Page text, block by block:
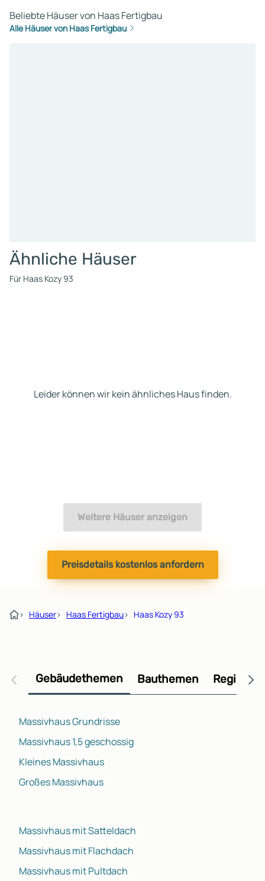
Beliebte Häuser von Haas Fertigbau
Alle Häuser von Haas Fertigbau
Ähnliche Häuser
Für Haas Kozy 93
Leider können wir kein ähnliches Haus finden.
Weitere Häuser anzeigen
Preisdetails kostenlos anfordern
› Häuser› Haas Fertigbau› Haas Kozy 93
Gebäudethemen Bauthemen
Massivhaus Grundrisse
Massivhaus 1,5 geschossig
Kleines Massivhaus
Großes Massivhaus
Massivhaus mit Satteldach
Massivhaus mit Flachdach
Massivhaus mit Pultdach